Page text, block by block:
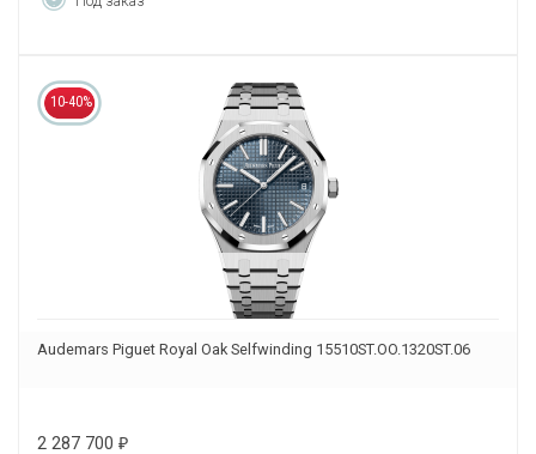
10-40%
Audemars Piguet Royal Oak Selfwinding 15510ST.OO.1320ST.06
2 287 700 ₽